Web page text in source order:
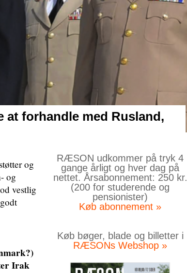
at forhandle med Rusland,
og
og
vestlig
Irak
RÆSON udkommer på tryk 4
gange årligt og hver dag på
nettet. Årsabonnement: 250 kr.
(200 for studerende og
pensionister)
Køb abonnement »
Køb bøger, blade og billetter i
RÆSONs Webshop »